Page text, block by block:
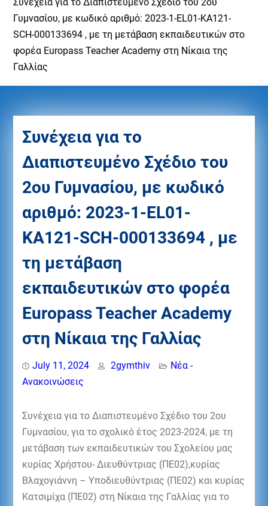
Γυμνασίου, με κωδικό αριθμό: 2023-1-EL01-KA121-
SCH-000133694 , με τη μετάβαση εκπαιδευτικών στο
φορέα Europass Teacher Academy στη Νίκαια της
Γαλλίας
Συνέχεια για το
Διαπιστευμένο Σχέδιο του
2ου Γυμνασίου, με κωδικό
αριθμό: 2023-1-EL01-
KA121-SCH-000133694 , με
τη μετάβαση
εκπαιδευτικών στο φορέα
Europass Teacher Academy
στη Νίκαια της Γαλλίας
July 11, 2024 2gymthiv
Νέα -
Ανακοινώσεις
Συνέχεια για το Διαπιστευμένο Σχέδιο του 2ου
Γυμνασίου, για το σχολικό έτος 2023-2024, με τη
μετάβαση των εκπαιδευτικών του Σχολείου μας
κυρίας Χρήστου- Διευθύντριας (ΠΕ02),κυρίας
Βλαχογιάννη – Υποδιευθύντριας (ΠΕ02) και κυρίας
Κατσιμίχα (ΠΕ02) στη Νίκαια της Γαλλίας για το